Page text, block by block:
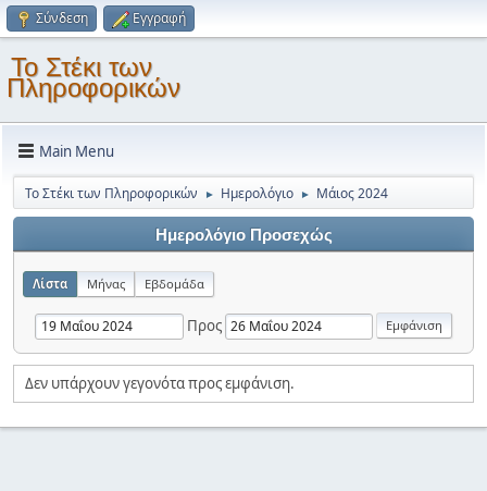
Σύνδεση Εγγραφή
Το Στέκι των
Πληροφορικών
Main Menu
Το Στέκι των Πληροφορικών ► Ημερολόγιο ► Μάιος 2024
Ημερολόγιο Προσεχώς
Λίστα Μήνας Εβδομάδα
Προς
Δεν υπάρχουν γεγονότα προς εμφάνιση.